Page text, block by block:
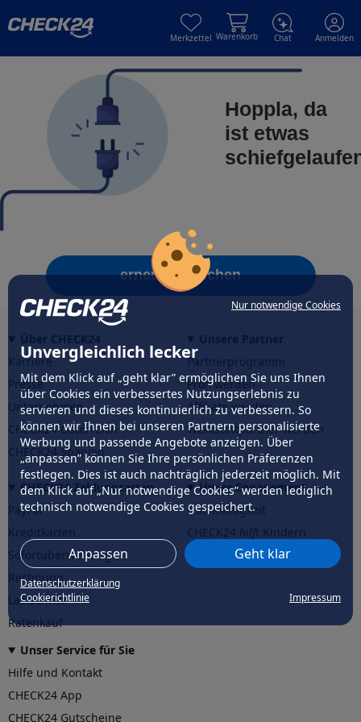
Nur notwendige Cookies
Unvergleichlich lecker
Mit dem Klick auf „geht klar” ermöglichen Sie uns Ihnen
über Cookies ein verbessertes Nutzungserlebnis zu
servieren und dieses kontinuierlich zu verbessern. So
können wir Ihnen bei unseren Partnern personalisierte
Werbung und passende Angebote anzeigen. Über
„anpassen” können Sie Ihre persönlichen Präferenzen
festlegen. Dies ist auch nachträglich jederzeit möglich. Mit
dem Klick auf „Nur notwendige Cookies” werden lediglich
technisch notwendige Cookies gespeichert.
Anpassen Geht klar
Datenschutzerklärung
Cookierichtlinie
Impressum
Merkzettel Warenkorb Chat Anmelden
Hoppla, da
ist etwas
erneut versuchen
Karriere
Presse
Unternehmen
CHECK24 Österreich
CHECK24 Spanien
Partnerprogramm
Profi werden
Affiliate werden
Werkstattpartner werden
CHECK24 Zahlungsarten
PayPal
Sofortüberweisung
Rechnung
Lastschrift
Ratenkauf
Unser Engagement
Nachhaltigkeit
CHECK24hilftder Natur
Unser Service für Sie
Hilfe und Kontakt
CHECK24 App
CHECK24 Gutscheine